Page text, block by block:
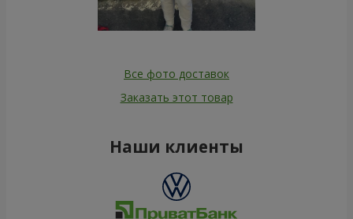
Все фото доставок
Заказать этот товар
Наши клиенты